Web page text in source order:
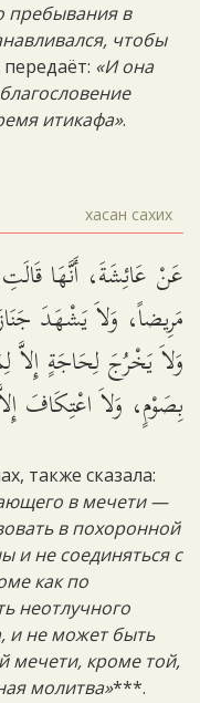
пребывания в
чтобы
«И она
итикафа».
хасан сахих
عَنْ عَائِشَةَ، أَنَّهَا
مَرِيضاً، وَلاَ يَشْهَدَ
وَلاَ يَخْرُجَ لِحَاجَةٍ إِلاَّ
بِصَوْمٍ، وَلاَ اعْتِكَافَ
также сказала:
в мечети —
в похоронной
и не соединяться с
как по
неотлучного
и не может быть
мечети, кроме той,
молитва»***.